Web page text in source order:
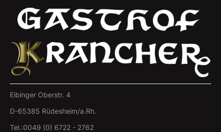
Eibinger Oberstr. 4
D-65385 Rüdesheim/a.Rh.
Tel.:0049 (0) 6722 - 2762